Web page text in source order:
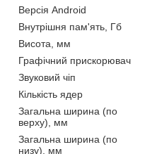
Версія Android
Внутрішня пам'ять, Гб
Висота, мм
Графічний прискорювач
Звуковий чіп
Кількість ядер
Загальна ширина (по
верху), мм
Загальна ширина (по
низу), мм